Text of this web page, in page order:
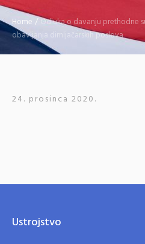
Home / Odluka o davanju prethodne
obavljanja dimljačarskih poslova
24. prosinca 2020.
Ustrojstvo